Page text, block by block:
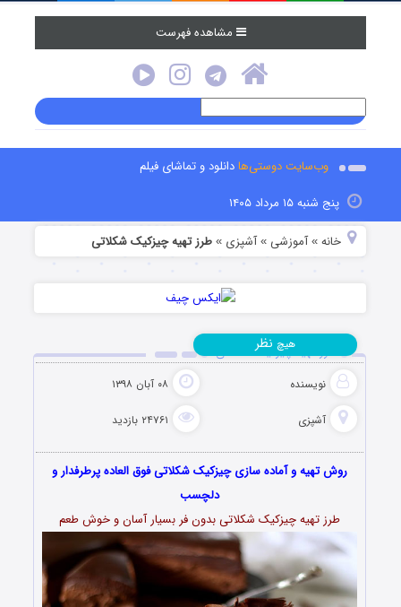
مشاهده فهرست
وب‌سایت دوستی‌هادانلود و تماشای فیلم
پنج شنبه ۱۵ مرداد ۱۴۰۵
خانه »آموزشی »آشپزی »طرز تهیه چیزکیک شکلاتی
طرز تهیه چیزکیک شکلاتی
نویسنده ۰۸ آبان ۱۳۹۸
آشپزی ۲۴۷۶۱ بازدید
هیچ نظر
روش تهیه و آماده سازی چیزکیک شکلاتی فوق العاده پرطرفدار و
دلچسب
طرز تهیه چیزکیک شکلاتی بدون فر بسیار آسان و خوش طعم